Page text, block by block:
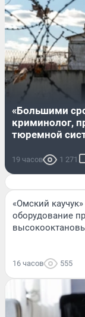
«Большими
криминолог,
тюремной
19 часов 1 271
«Омский
оборудование
16 часов 555